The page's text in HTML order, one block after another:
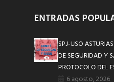
ENTRADAS
SPJ-USO
DE SEGURIDAD Y
PROTOCOLO DEL
6 agosto, 2026